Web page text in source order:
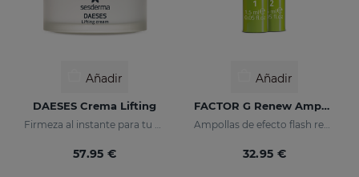
Añadir
DAESES Crema Lifting
Firmeza al instante para tu piel
57.95 €
Añadir
FACTOR G Renew Ampollas Bioestimulantes
Ampollas de efecto flash reafirmante
32.95 €